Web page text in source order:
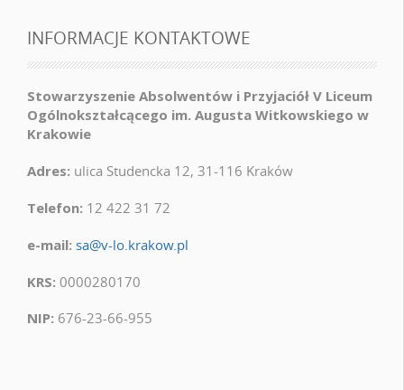
INFORMACJE KONTAKTOWE
Stowarzyszenie Absolwentów i Przyjaciół V Liceum
Ogólnokształcącego im. Augusta Witkowskiego w
Krakowie
Adres: ulica Studencka 12, 31-116 Kraków
Telefon: 12 422 31 72
e-mail: sa@v-lo.krakow.pl
KRS: 0000280170
NIP: 676-23-66-955